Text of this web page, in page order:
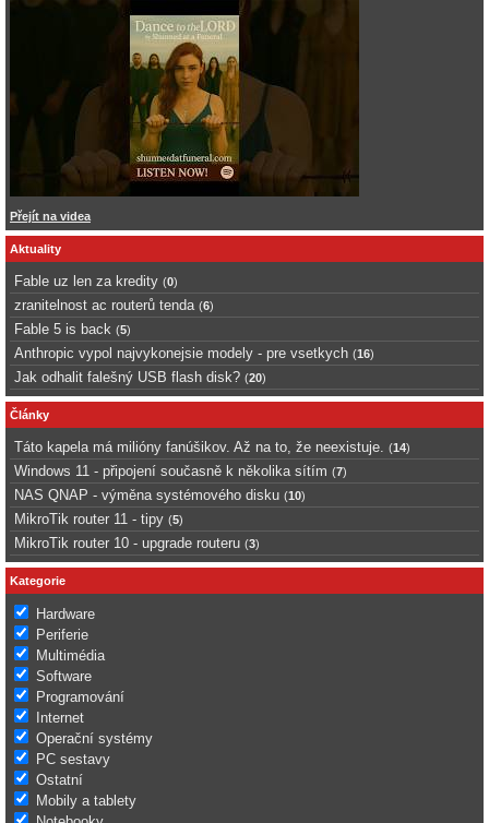
Přejít na videa
Aktuality
Fable uz len za kredity (0)
zranitelnost ac routerů tenda (6)
Fable 5 is back (5)
Anthropic vypol najvykonejsie modely - pre vsetkych (16)
Jak odhalit falešný USB flash disk? (20)
Články
Táto kapela má milióny fanúšikov. Až na to, že neexistuje. (14)
Windows 11 - připojení současně k několika sítím (7)
NAS QNAP - výměna systémového disku (10)
MikroTik router 11 - tipy (5)
MikroTik router 10 - upgrade routeru (3)
Kategorie
Hardware
Periferie
Multimédia
Software
Programování
Internet
Operační systémy
PC sestavy
Ostatní
Mobily a tablety